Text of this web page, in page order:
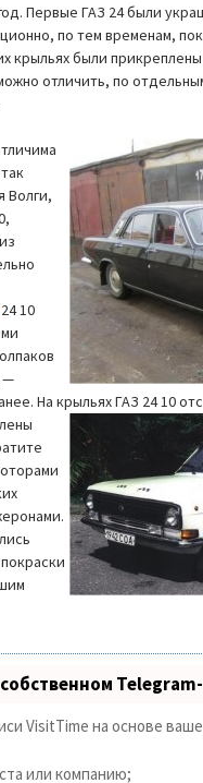
Первые ГАЗ 24 были
по тем временам,
крыльях были
отличить, по
Волги,
24 10
—
На крыльях ГАЗ 24 10
VisitTime на основе
или компанию;